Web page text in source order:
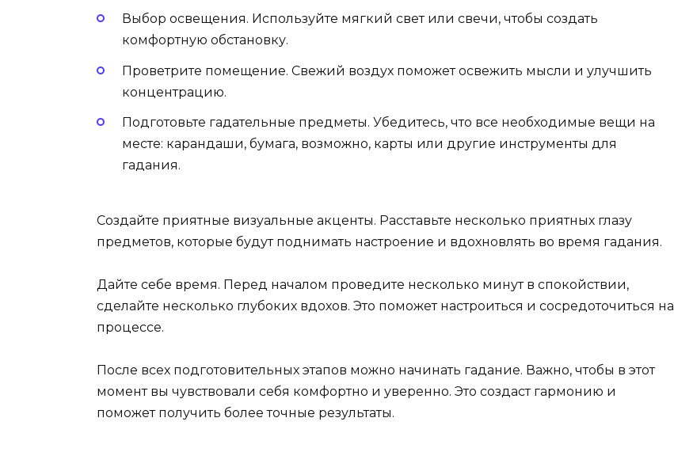
Выбор освещения. Используйте мягкий свет или свечи, чтобы создать
комфортную обстановку.
Проветрите помещение. Свежий воздух поможет освежить мысли и улучшить
концентрацию.
Подготовьте гадательные предметы. Убедитесь, что все необходимые вещи на
месте: карандаши, бумага, возможно, карты или другие инструменты для
гадания.
Создайте приятные визуальные акценты. Расставьте несколько приятных глазу
предметов, которые будут поднимать настроение и вдохновлять во время гадания.
Дайте себе время. Перед началом проведите несколько минут в спокойствии,
сделайте несколько глубоких вдохов. Это поможет настроиться и сосредоточиться на
процессе.
После всех подготовительных этапов можно начинать гадание. Важно, чтобы в этот
момент вы чувствовали себя комфортно и уверенно. Это создаст гармонию и
поможет получить более точные результаты.